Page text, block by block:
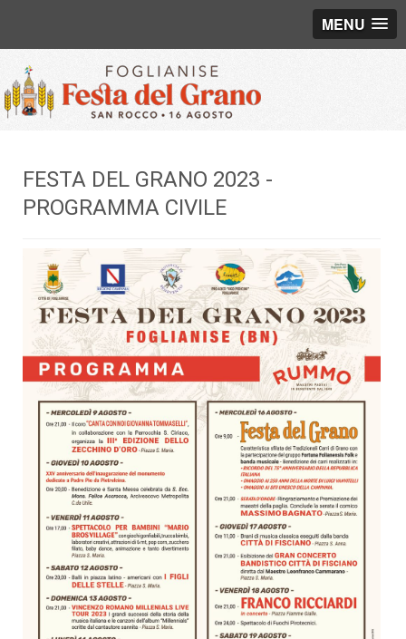
MENU
FESTA DEL GRANO 2023 -
PROGRAMMA CIVILE